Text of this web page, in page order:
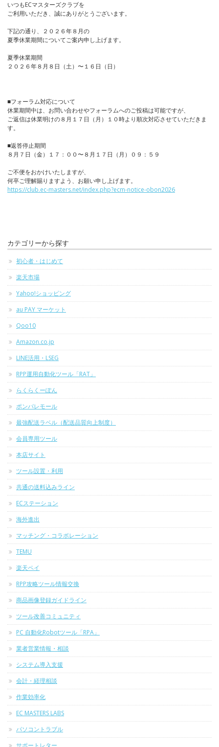
いつもECマスターズクラブを
ご利用いただき、誠にありがとうございます。
下記の通り、２０２６年８月の
夏季休業期間についてご案内申し上げます。
夏季休業期間
２０２６年８月８日（土）〜１６日（日）
■フォーラム対応について
休業期間中は、お問い合わせやフォーラムへのご投稿は可能ですが、
ご返信は休業明けの８月１７日（月）１０時より順次対応させていただきま
す。
■返答停止期間
８月７日（金）１７：００〜８月１７日（月）０９：５９
ご不便をおかけいたしますが、
何卒ご理解賜りますよう、お願い申し上げます。
https://club.ec-masters.net/index.php?ecm-notice-obon2026
カテゴリーから探す
初心者・はじめて
楽天市場
Yahoo!ショッピング
au PAY マーケット
Qoo10
Amazon.co.jp
LINE活用・LSEG
RPP運用自動化ツール「RAT」
らくらくーぽん
ポンパレモール
最強配送ラベル（配送品質向上制度）
会員専用ツール
本店サイト
ツール設置・利用
共通の送料込みライン
ECステーション
海外進出
マッチング・コラボレーション
TEMU
楽天ペイ
RPP攻略ツール情報交換
商品画像登録ガイドライン
ツール改善コミュニティ
PC 自動化Robotツール「RPA」
業者営業情報・相談
システム導入支援
会計・経理相談
作業効率化
EC MASTERS LABS
パソコントラブル